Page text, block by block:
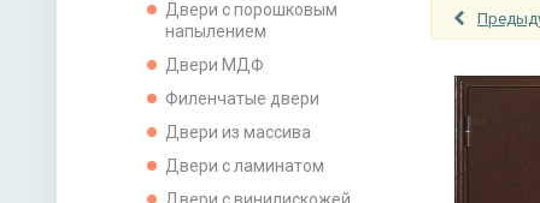
Двери с порошковым
напылением
Двери МДФ
Филенчатые двери
Двери из массива
Двери с ламинатом